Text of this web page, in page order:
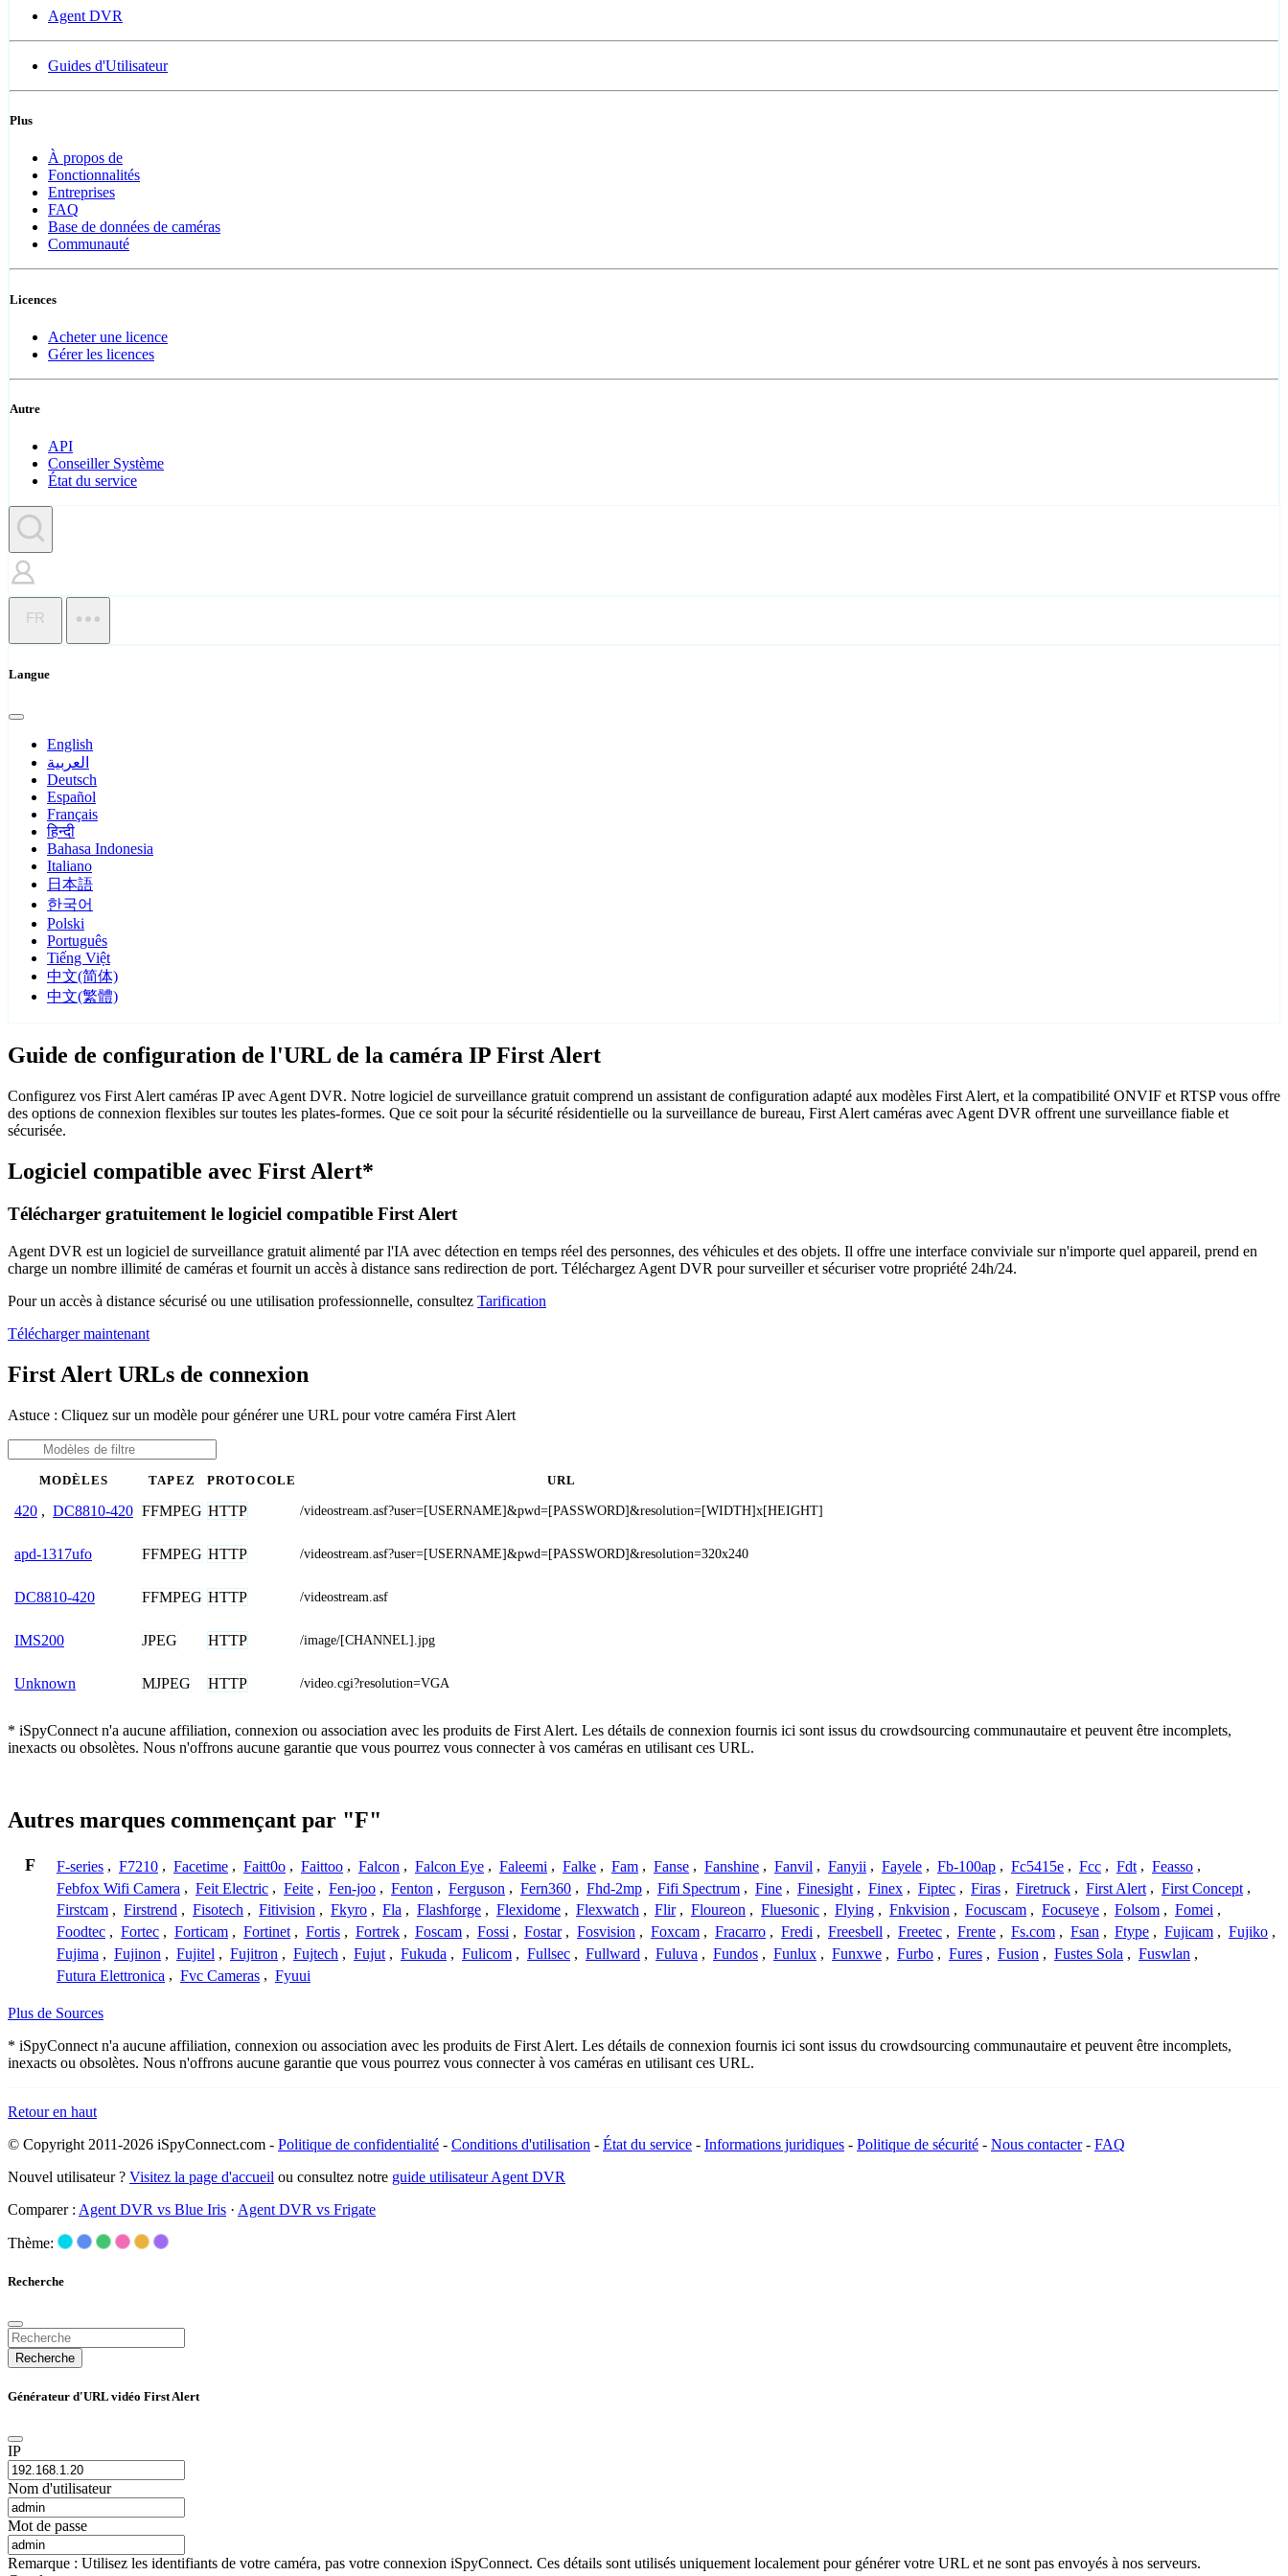
Agent DVR
Guides d'Utilisateur
Plus
À propos de
Fonctionnalités
Entreprises
FAQ
Base de données de caméras
Communauté
Licences
Acheter une licence
Gérer les licences
Autre
API
Conseiller Système
État du service
FR
Langue
English
العربية
Deutsch
Español
Français
हिन्दी
Bahasa Indonesia
Italiano
日本語
한국어
Polski
Português
Tiếng Việt
中文(简体)
中文(繁體)
Guide de configuration de l'URL de la caméra IP First Alert
Configurez vos First Alert caméras IP avec Agent DVR. Notre logiciel de surveillance gratuit comprend un assistant de configuration adapté aux modèles First Alert, et la compatibilité ONVIF et RTSP vous offre
des options de connexion flexibles sur toutes les plates-formes. Que ce soit pour la sécurité résidentielle ou la surveillance de bureau, First Alert caméras avec Agent DVR offrent une surveillance fiable et
sécurisée.
Logiciel compatible avec First Alert*
Télécharger gratuitement le logiciel compatible First Alert
Agent DVR est un logiciel de surveillance gratuit alimenté par l'IA avec détection en temps réel des personnes, des véhicules et des objets. Il offre une interface conviviale sur n'importe quel appareil, prend en
charge un nombre illimité de caméras et fournit un accès à distance sans redirection de port. Téléchargez Agent DVR pour surveiller et sécuriser votre propriété 24h/24.
Pour un accès à distance sécurisé ou une utilisation professionnelle, consultez Tarification
Télécharger maintenant
First Alert URLs de connexion
Astuce : Cliquez sur un modèle pour générer une URL pour votre caméra First Alert
MODÈLES TAPEZ PROTOCOLE URL
420 , DC8810-420 FFMPEG HTTP /videostream.asf?user=[USERNAME]&pwd=[PASSWORD]&resolution=[WIDTH]x[HEIGHT]
apd-1317ufo FFMPEG HTTP /videostream.asf?user=[USERNAME]&pwd=[PASSWORD]&resolution=320x240
DC8810-420 FFMPEG HTTP /videostream.asf
IMS200 JPEG HTTP /image/[CHANNEL].jpg
Unknown MJPEG HTTP /video.cgi?resolution=VGA
* iSpyConnect n'a aucune affiliation, connexion ou association avec les produits de First Alert. Les détails de connexion fournis ici sont issus du crowdsourcing communautaire et peuvent être incomplets,
inexacts ou obsolètes. Nous n'offrons aucune garantie que vous pourrez vous connecter à vos caméras en utilisant ces URL.
Autres marques commençant par "F"
F F-series , F7210 , Facetime , Faitt0o , Faittoo , Falcon , Falcon Eye , Faleemi , Falke , Fam , Fanse , Fanshine , Fanvil , Fanyii , Fayele , Fb-100ap , Fc5415e , Fcc , Fdt , Feasso ,
Febfox Wifi Camera , Feit Electric , Feite , Fen-joo , Fenton , Ferguson , Fern360 , Fhd-2mp , Fifi Spectrum , Fine , Finesight , Finex , Fiptec , Firas , Firetruck , First Alert , First Concept ,
Firstcam , Firstrend , Fisotech , Fitivision , Fkyro , Fla , Flashforge , Flexidome , Flexwatch , Flir , Floureon , Fluesonic , Flying , Fnkvision , Focuscam , Focuseye , Folsom , Fomei ,
Foodtec , Fortec , Forticam , Fortinet , Fortis , Fortrek , Foscam , Fossi , Fostar , Fosvision , Foxcam , Fracarro , Fredi , Freesbell , Freetec , Frente , Fs.com , Fsan , Ftype , Fujicam , Fujiko ,
Fujima , Fujinon , Fujitel , Fujitron , Fujtech , Fujut , Fukuda , Fulicom , Fullsec , Fullward , Fuluva , Fundos , Funlux , Funxwe , Furbo , Fures , Fusion , Fustes Sola , Fuswlan ,
Futura Elettronica , Fvc Cameras , Fyuui
Plus de Sources
* iSpyConnect n'a aucune affiliation, connexion ou association avec les produits de First Alert. Les détails de connexion fournis ici sont issus du crowdsourcing communautaire et peuvent être incomplets,
inexacts ou obsolètes. Nous n'offrons aucune garantie que vous pourrez vous connecter à vos caméras en utilisant ces URL.
Retour en haut
© Copyright 2011-2026 iSpyConnect.com - Politique de confidentialité - Conditions d'utilisation - État du service - Informations juridiques - Politique de sécurité - Nous contacter- FAQ
Nouvel utilisateur ? Visitez la page d'accueil ou consultez notre guide utilisateur Agent DVR
Comparer : Agent DVR vs Blue Iris · Agent DVR vs Frigate
Thème:
Recherche
Recherche
Générateur d'URL vidéo First Alert
IP
Nom d'utilisateur
Mot de passe
Remarque : Utilisez les identifiants de votre caméra, pas votre connexion iSpyConnect. Ces détails sont utilisés uniquement localement pour générer votre URL et ne sont pas envoyés à nos serveurs.